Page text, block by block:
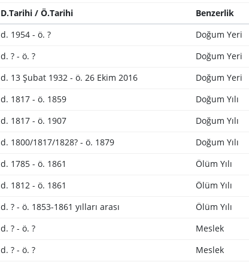
D.Tarihi / Ö.Tarihi Benzerlik
d. 1954 - ö. ? Doğum Yeri
d. ? - ö. ? Doğum Yeri
d. 13 Şubat 1932 - ö. 26 Ekim 2016 Doğum Yeri
d. 1817 - ö. 1859 Doğum Yılı
d. 1817 - ö. 1907 Doğum Yılı
d. 1800/1817/1828? - ö. 1879 Doğum Yılı
d. 1785 - ö. 1861 Ölüm Yılı
d. 1812 - ö. 1861 Ölüm Yılı
d. ? - ö. 1853-1861 yılları arası Ölüm Yılı
d. ? - ö. ? Meslek
d. ? - ö. ? Meslek